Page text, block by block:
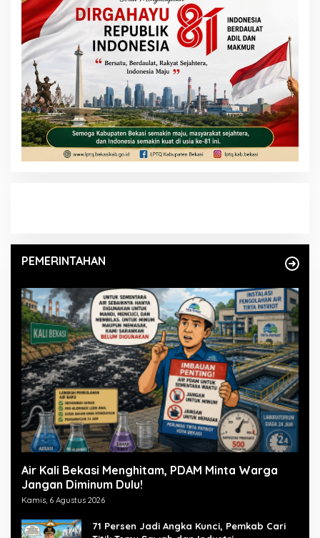
PEMERINTAHAN
Air Kali Bekasi Menghitam, PDAM Minta Warga
Jangan Diminum Dulu!
Kamis, 6 Agustus 2026
71 Persen Jadi Angka Kunci, Pemkab Cari